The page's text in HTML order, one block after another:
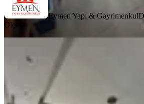
Eymen Yapı & Gayrimenkul
Ölçek
!! Binevlerde İçi Full
Ultra Lüx Daire !!
·5. Kat